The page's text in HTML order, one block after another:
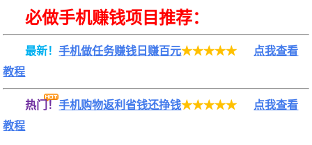
必做手机赚钱项目推荐：
最新！手机做任务赚钱日赚百元★★★★★
点我查看
教程
热门！手机购物返利省钱还挣钱★★★★★
点我查看
教程